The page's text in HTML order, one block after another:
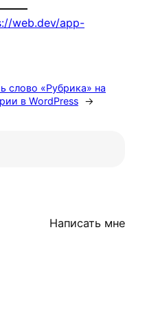
web.dev/app-
слово «Рубрика» на
в WordPress →
Написать мне